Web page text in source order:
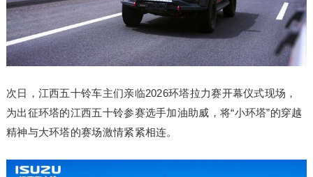
次日，江西五十铃车主们亲临2026环塔拉力赛开幕仪式现场，
为出征环塔的江西五十铃参赛选手加油助威，将“小环塔”的穿越
精神与大环塔的赛场激情紧紧相连。